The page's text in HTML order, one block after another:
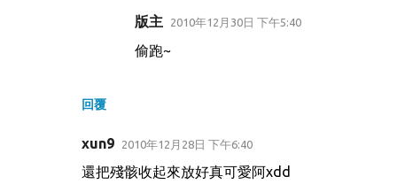
回覆
版主 2010年12月30日 下午5:40
偷跑~
xun9 2010年12月28日 下午6:40
還把殘骸收起來放好真可愛阿xdd